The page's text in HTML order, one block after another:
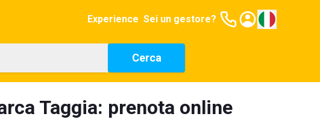
Experience Sei un gestore?
Cerca
Taggia: prenota online